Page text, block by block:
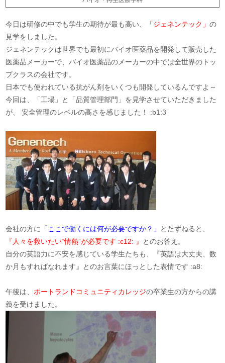
今日は研修の中でも学生の期待が最も高い、 「ジェネンテック」の
見学をしました。
ジェネンテックは世界でも最初にバイオ医薬品を開発して販売した
医薬品メーカーで、バイオ医薬品のメーカーの中では全世界のトッ
プクラスの会社です。
日本でも使われている抗がん剤をいくつも開発しているんですよ～
今回は、「工場」と「品質管理部門」を見学させていただきました
が、 安全管理のレベルの高さを感じました！ :b1:3
会社の方に 「ここで働くには何が必要ですか？」
とたずねると、
『人々を救いたい“情熱”が必要です :c12: 』
とのお答え。
自分の英語力に不安を感じている学生たちも、『英語は大丈夫、数
か月もすればなれます』とのお言葉にほっとした表情です :a8:
午後は、ポートランドコミュニティカレッジの卒業生の方からの講
義を受けました。